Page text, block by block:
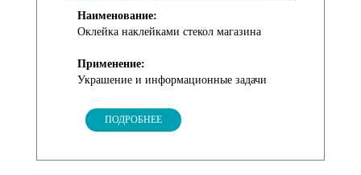
Наименование:
Оклейка наклейками стекол магазина
Применение:
Украшение и информационные задачи
ПОДРОБНЕЕ